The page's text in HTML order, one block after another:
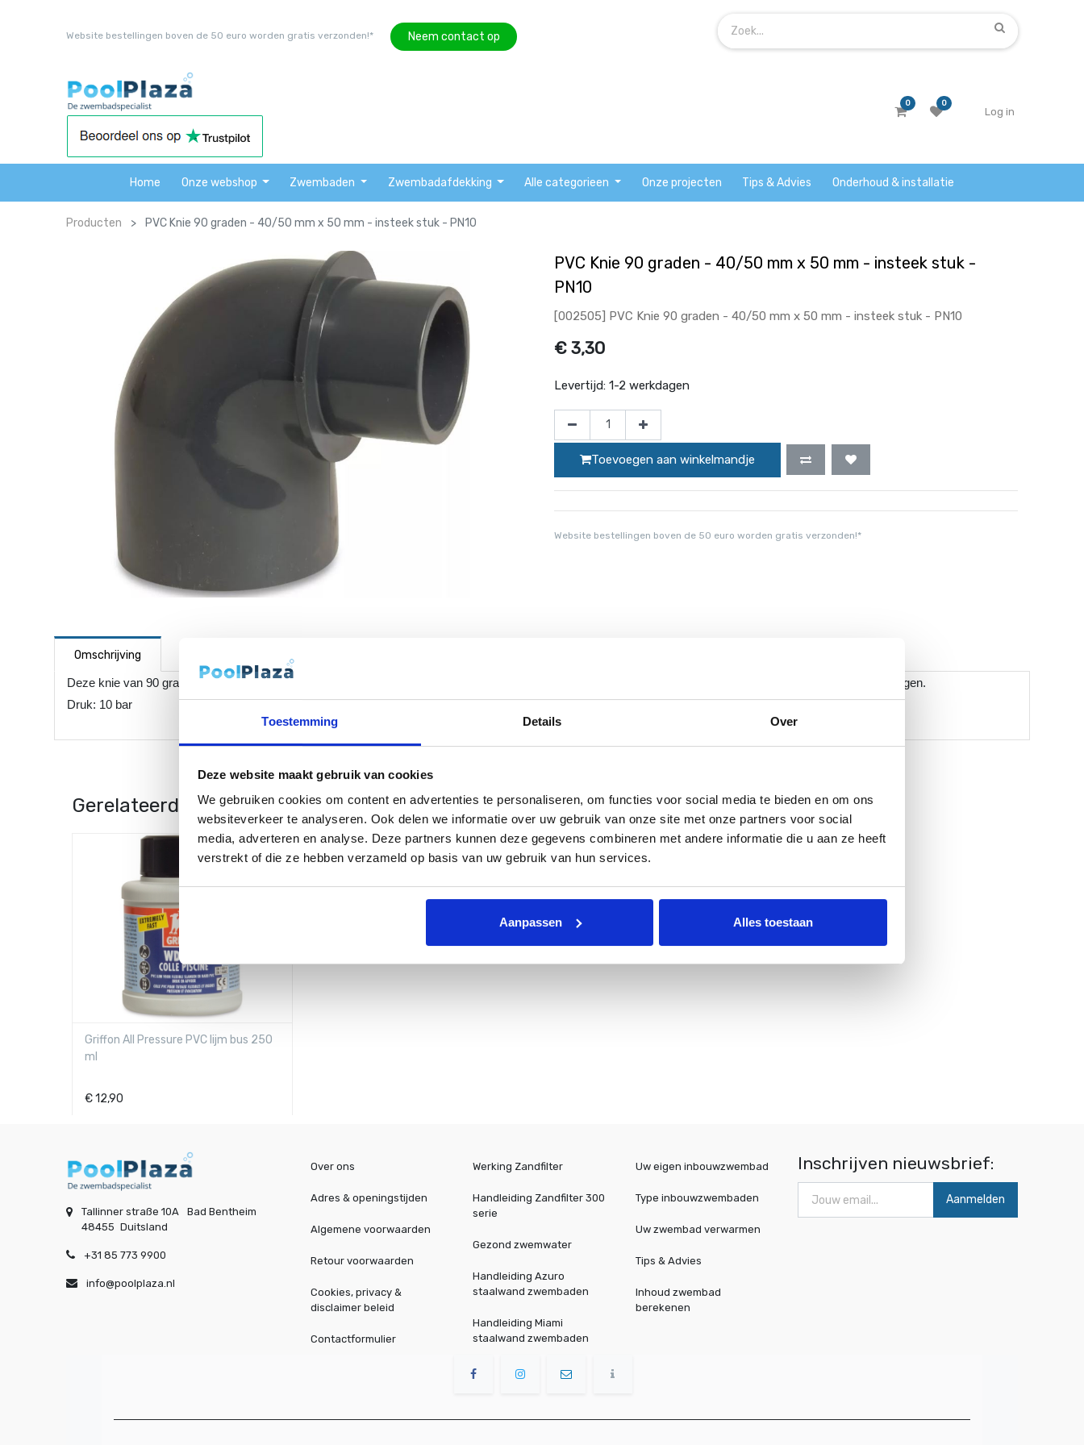
Toestemming Details Over
Deze website maakt gebruik van cookies
We gebruiken cookies om content en advertenties te personaliseren, om functies voor social media te bieden en om ons
websiteverkeer te analyseren. Ook delen we informatie over uw gebruik van onze site met onze partners voor social
media, adverteren en analyse. Deze partners kunnen deze gegevens combineren met andere informatie die u aan ze heeft
verstrekt of die ze hebben verzameld op basis van uw gebruik van hun services.
Aanpassen Alles toestaan
Website bestellingen boven de 50 euro worden gratis verzonden!* Neem contact op
0 0
Log in
Home Onze webshop Zwembaden Zwembadafdekking Alle categorieen Onze projecten Tips & Advies Onderhoud & installatie
Producten PVC Knie 90 graden - 40/50 mm x 50 mm - insteek stuk - PN10
PVC Knie 90 graden - 40/50 mm x 50 mm - insteek stuk -
PN10
[002505] PVC Knie 90 graden - 40/50 mm x 50 mm - insteek stuk - PN10
€ 3,30
Levertijd: 1-2 werkdagen
Toevoegen aan winkelmandje
Website bestellingen boven de 50 euro worden gratis verzonden!*
Omschrijving
Deze knie van 90 graden 40/50 mm x 50 mm is bedoeld als hulpstuk om bepaalde vormen en/of bochten in onder andere het leidingwerk van je zwembad te krijgen.
Druk: 10 bar
Gerelateerde Producten
Griffon All Pressure PVC lijm bus 250
ml
€12,90
Tallinner straße 10A
Bad Bentheim
48455 Duitsland
+31 85 773 9900
info@poolplaza.nl
Over ons
Adres & openingstijden
Algemene voorwaarden
Retour voorwaarden
Cookies, privacy &
disclaimer beleid
Contactformulier
Werking Zandfilter
Handleiding Zandfilter 300
serie
Gezond zwemwater
Handleiding Azuro
staalwand zwembaden
Handleiding Miami
staalwand zwembaden
Uw eigen inbouwzwembad
Type inbouwzwembaden
Uw zwembad verwarmen
Tips & Advies
Inhoud zwembad
berekenen
Inschrijven nieuwsbrief:
Aanmelden